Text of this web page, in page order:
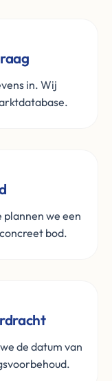
in. Wij
we een
bod.
de datum van